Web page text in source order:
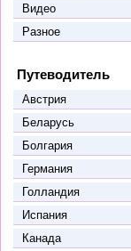
Видео
Разное
Путеводитель
Австрия
Беларусь
Болгария
Германия
Голландия
Испания
Канада